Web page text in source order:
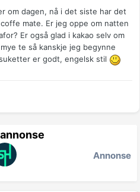
om dagen, nå i det siste har det
mate. Er jeg oppe om natten
Er også glad i kakao selv om
te så kanskje jeg begynne
er godt, engelsk stil
Annonse